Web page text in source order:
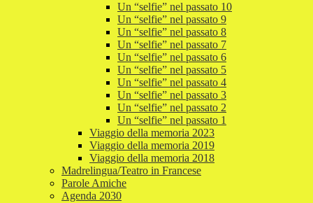
Un “selfie” nel passato 10
Un “selfie” nel passato 9
Un “selfie” nel passato 8
Un “selfie” nel passato 7
Un “selfie” nel passato 6
Un “selfie” nel passato 5
Un “selfie” nel passato 4
Un “selfie” nel passato 3
Un “selfie” nel passato 2
Un “selfie” nel passato 1
Viaggio della memoria 2023
Viaggio della memoria 2019
Viaggio della memoria 2018
Madrelingua/Teatro in Francese
Parole Amiche
Agenda 2030